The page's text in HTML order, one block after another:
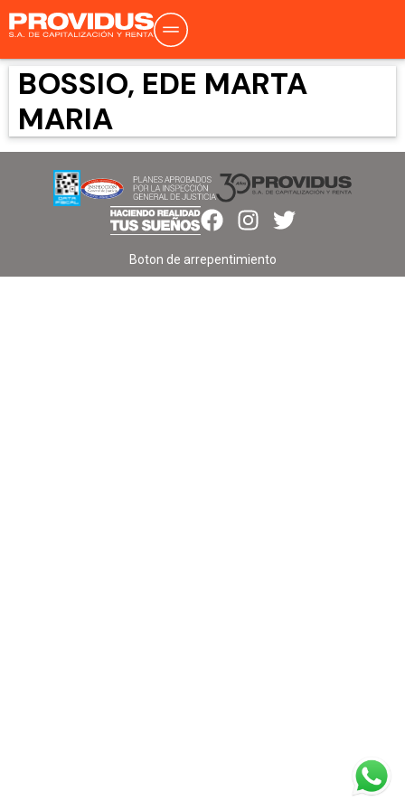
BOSSIO, EDE MARTA
MARIA
Boton de arrepentimiento